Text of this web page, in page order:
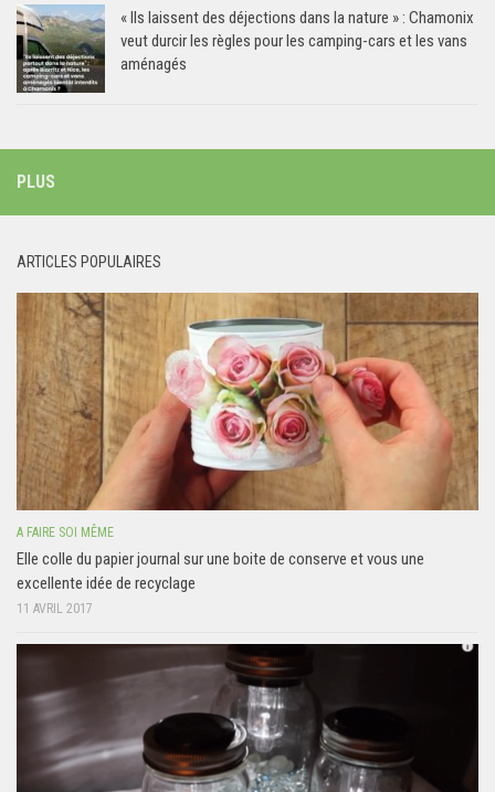
« Ils laissent des déjections dans la nature » : Chamonix
veut durcir les règles pour les camping-cars et les vans
aménagés
PLUS
ARTICLES POPULAIRES
A FAIRE SOI MÊME
Elle colle du papier journal sur une boite de conserve et vous une
excellente idée de recyclage
11 AVRIL 2017